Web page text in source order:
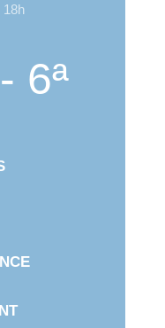
18h
6ª